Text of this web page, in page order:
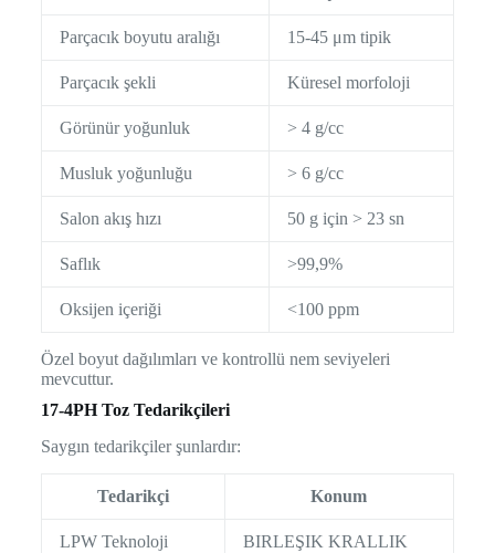
Parçacık boyutu aralığı 15-45 μm tipik
Parçacık şekli Küresel morfoloji
Görünür yoğunluk > 4 g/cc
Musluk yoğunluğu > 6 g/cc
Salon akış hızı 50 g için > 23 sn
Saflık >99,9%
Oksijen içeriği <100 ppm
Özel boyut dağılımları ve kontrollü nem seviyeleri
mevcuttur.
17-4PH Toz Tedarikçileri
Saygın tedarikçiler şunlardır:
Tedarikçi Konum
LPW Teknoloji BIRLEŞIK KRALLIK